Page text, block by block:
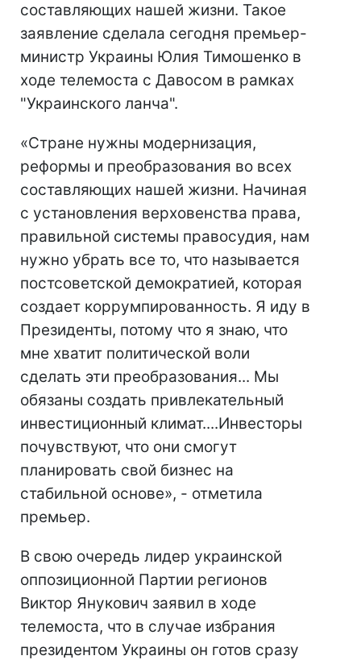
составляющих нашей жизни. Такое
заявление сделала сегодня премьер-
министр Украины Юлия Тимошенко в
ходе телемоста с Давосом в рамках
"Украинского ланча".
«Стране нужны модернизация,
реформы и преобразования во всех
составляющих нашей жизни. Начиная
с установления верховенства права,
правильной системы правосудия, нам
нужно убрать все то, что называется
постсоветской демократией, которая
создает коррумпированность. Я иду в
Президенты, потому что я знаю, что
мне хватит политической воли
сделать эти преобразования... Мы
обязаны создать привлекательный
инвестиционный климат....Инвесторы
почувствуют, что они смогут
планировать свой бизнес на
стабильной основе», - отметила
премьер.
В свою очередь лидер украинской
оппозиционной Партии регионов
Виктор Янукович заявил в ходе
телемоста, что в случае избрания
президентом Украины он готов сразу